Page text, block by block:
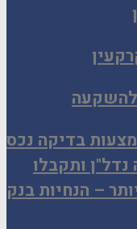
להשקעה
בדיקה נכס
ותקבלו
– הנחיות בנק